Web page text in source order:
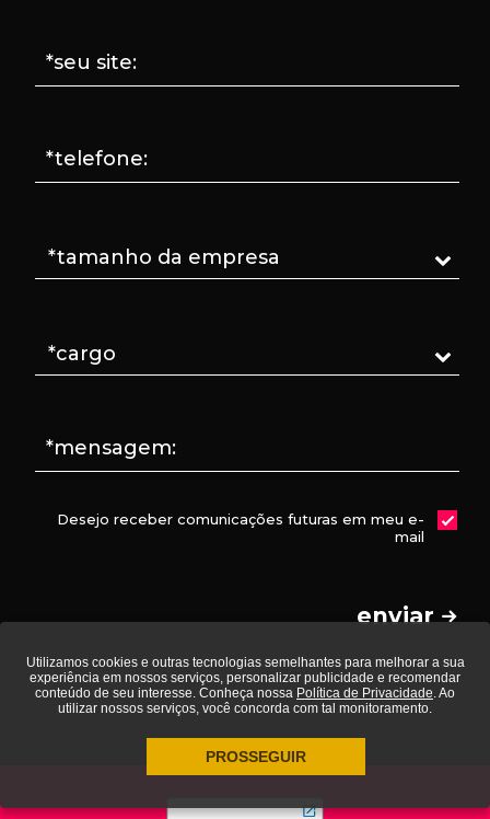
*seu site:
*telefone:
*mensagem:
Desejo receber comunicações futuras em meu e-
mail
enviar
Utilizamos cookies e outras tecnologias semelhantes para melhorar a sua
experiência em nossos serviços, personalizar publicidade e recomendar
conteúdo de seu interesse. Conheça nossa Política de Privacidade. Ao
utilizar nossos serviços, você concorda com tal monitoramento.
PROSSEGUIR